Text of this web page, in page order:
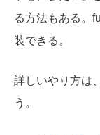
る方法もある。
装できる。
詳しいやり方は
う。